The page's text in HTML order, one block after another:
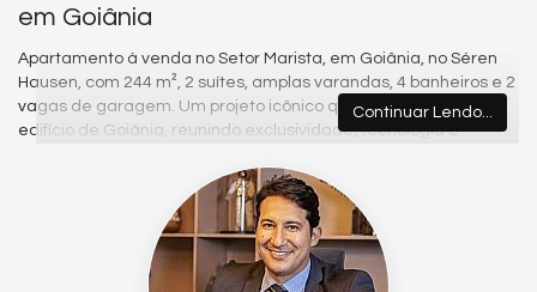
em Goiânia
Apartamento à venda no Setor Marista, em Goiânia, no Séren
Hausen, com 244 m², 2 suítes, amplas varandas, 4 banheiros e 2
vagas de garagem. Um projeto icônico que será o maior
edifício de Goiânia, reunindo exclusividade, tecnologia e
Planta contemporânea com ambientes integrados, cozinha
aberta, amplas áreas sociais e excelente iluminação natural.
As suítes possuem acesso direto às varandas, proporcionando
conforto, privacidade e conexão com a vista privilegiada do
Continuar Lendo...